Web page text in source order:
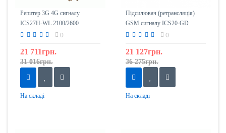
Репитер 3G 4G сигналу
ICS27H-WL 2100/2600
0
21 711грн.
31 016грн.
На складі
Підсилювач (ретрансляція)
GSM сигналу ICS20-GD
900/1800
0
21 127грн.
36 275грн.
На складі